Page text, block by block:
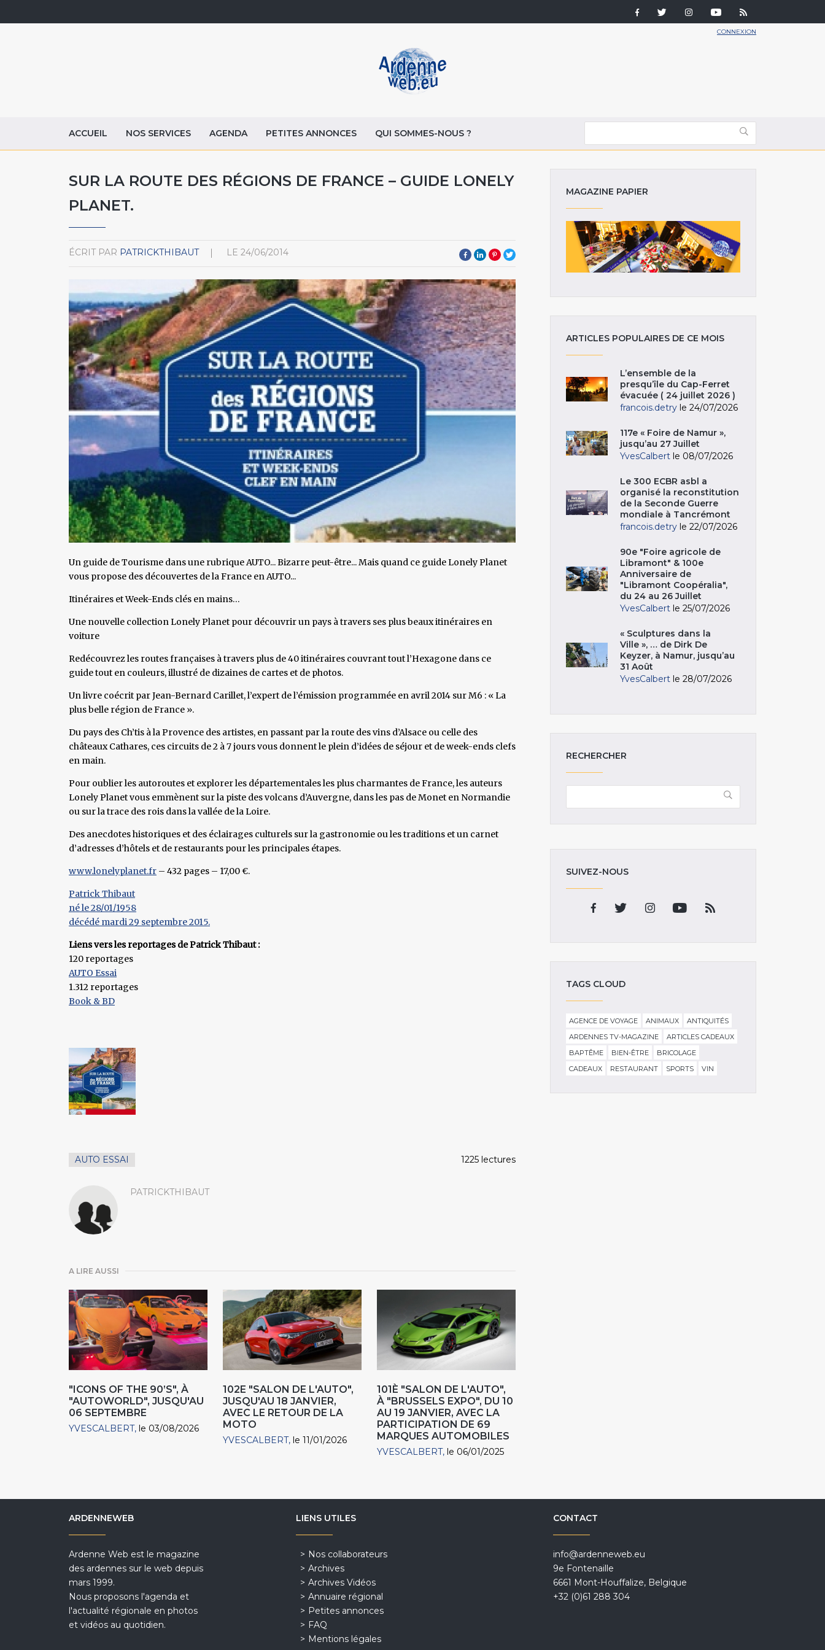
CONNEXION
ACCUEIL NOS SERVICES AGENDA PETITES ANNONCES QUI SOMMES-NOUS ?
SUR LA ROUTE DES RÉGIONS DE FRANCE – GUIDE LONELY
PLANET.
ÉCRIT PAR PATRICKTHIBAUT LE 24/06/2014
Un guide de Tourisme dans une rubrique AUTO... Bizarre peut-être... Mais quand ce guide Lonely Planet
vous propose des découvertes de la France en AUTO...
Itinéraires et Week-Ends clés en mains…
Une nouvelle collection Lonely Planet pour découvrir un pays à travers ses plus beaux itinéraires en
voiture
Redécouvrez les routes françaises à travers plus de 40 itinéraires couvrant tout l’Hexagone dans ce
guide tout en couleurs, illustré de dizaines de cartes et de photos.
Un livre coécrit par Jean-Bernard Carillet, l’expert de l’émission programmée en avril 2014 sur M6 : « La
plus belle région de France ».
Du pays des Ch’tis à la Provence des artistes, en passant par la route des vins d’Alsace ou celle des
châteaux Cathares, ces circuits de 2 à 7 jours vous donnent le plein d’idées de séjour et de week-ends clefs
en main.
Pour oublier les autoroutes et explorer les départementales les plus charmantes de France, les auteurs
Lonely Planet vous emmènent sur la piste des volcans d’Auvergne, dans les pas de Monet en Normandie
ou sur la trace des rois dans la vallée de la Loire.
Des anecdotes historiques et des éclairages culturels sur la gastronomie ou les traditions et un carnet
d’adresses d’hôtels et de restaurants pour les principales étapes.
www.lonelyplanet.fr – 432 pages – 17,00 €.
Patrick Thibaut
né le 28/01/1958
décédé mardi 29 septembre 2015.
Liens vers les reportages de Patrick Thibaut :
120 reportages
AUTO Essai
1.312 reportages
Book & BD
AUTO ESSAI 1225 lectures
PATRICKTHIBAUT
A LIRE AUSSI
"ICONS OF THE 90’S", À
"AUTOWORLD", JUSQU'AU
06 SEPTEMBRE
YVESCALBERT le 03/08/2026
102E "SALON DE L'AUTO",
JUSQU'AU 18 JANVIER,
AVEC LE RETOUR DE LA
MOTO
YVESCALBERT le 11/01/2026
101È "SALON DE L'AUTO",
À "BRUSSELS EXPO", DU 10
AU 19 JANVIER, AVEC LA
PARTICIPATION DE 69
MARQUES AUTOMOBILES
YVESCALBERT le 06/01/2025
MAGAZINE PAPIER
ARTICLES POPULAIRES DE CE MOIS
L’ensemble de la
presqu’île du Cap-Ferret
évacuée ( 24 juillet 2026 )
francois.detry le 24/07/2026
117e « Foire de Namur »,
jusqu’au 27 Juillet
YvesCalbert le 08/07/2026
Le 300 ECBR asbl a
organisé la reconstitution
de la Seconde Guerre
mondiale à Tancrémont
francois.detry le 22/07/2026
90e "Foire agricole de
Libramont" & 100e
Anniversaire de
"Libramont Coopéralia",
du 24 au 26 Juillet
YvesCalbert le 25/07/2026
« Sculptures dans la
Ville », … de Dirk De
Keyzer, à Namur, jusqu’au
31 Août
YvesCalbert le 28/07/2026
RECHERCHER
SUIVEZ-NOUS
TAGS CLOUD
AGENCE DE VOYAGE ANIMAUX
ANTIQUITÉS
ARDENNES TV-MAGAZINE
ARTICLES CADEAUX
BAPTÊME
BIEN-ÊTRE
BRICOLAGE
CADEAUX
RESTAURANT SPORTS VIN
ARDENNEWEB
Ardenne Web est le magazine
des ardennes sur le web depuis
mars 1999.
Nous proposons l'agenda et
l'actualité régionale en photos
et vidéos au quotidien.
LIENS UTILES
Nos collaborateurs
Archives
Archives Vidéos
Annuaire régional
Petites annonces
FAQ
Mentions légales
CONTACT
info@ardenneweb.eu
9e Fontenaille
6661 Mont-Houffalize, Belgique
+32 (0)61 288 304